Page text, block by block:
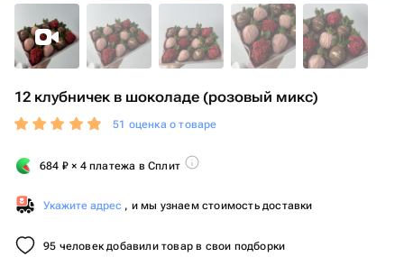
12 клубничек в шоколаде (розовый микс)
51 оценка о товаре
684 ₽ × 4 платежа в Сплит
Укажите адрес , и мы узнаем стоимость доставки
95 человек добавили товар в свои подборки